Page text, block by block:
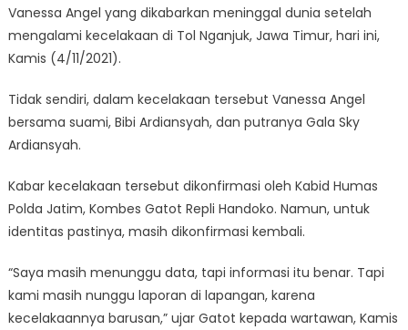
Vanessa Angel yang dikabarkan meninggal dunia setelah
mengalami kecelakaan di Tol Nganjuk, Jawa Timur, hari ini,
Kamis (4/11/2021).
Tidak sendiri, dalam kecelakaan tersebut Vanessa Angel
bersama suami, Bibi Ardiansyah, dan putranya Gala Sky
Ardiansyah.
Kabar kecelakaan tersebut dikonfirmasi oleh Kabid Humas
Polda Jatim, Kombes Gatot Repli Handoko. Namun, untuk
identitas pastinya, masih dikonfirmasi kembali.
“Saya masih menunggu data, tapi informasi itu benar. Tapi
kami masih nunggu laporan di lapangan, karena
kecelakaannya barusan,” ujar Gatot kepada wartawan, Kamis